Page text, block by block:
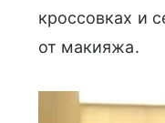
кроссовках и
от макияжа.